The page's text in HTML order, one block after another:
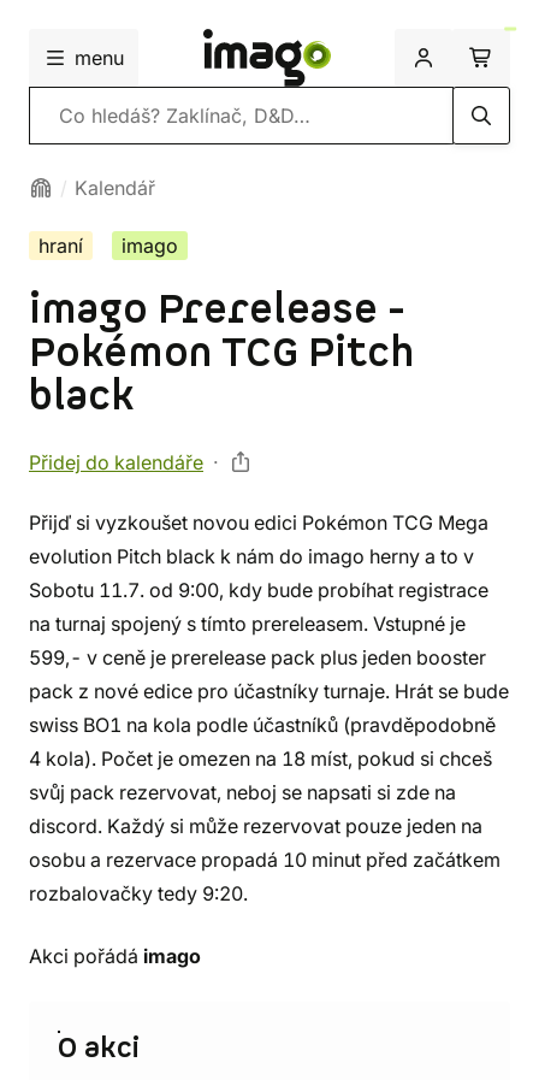
menu
Vyhledávání
Kalendář
hraní imago
imago Prerelease -
Pokémon TCG Pitch
black
Přidej do kalendáře
Přijď si vyzkoušet novou edici Pokémon TCG Mega
evolution Pitch black k nám do imago herny a to v
Sobotu 11.7. od 9:00, kdy bude probíhat registrace
na turnaj spojený s tímto prereleasem. Vstupné je
599,- v ceně je prerelease pack plus jeden booster
pack z nové edice pro účastníky turnaje. Hrát se bude
swiss BO1 na kola podle účastníků (pravděpodobně
4 kola). Počet je omezen na 18 míst, pokud si chceš
svůj pack rezervovat, neboj se napsati si zde na
discord. Každý si může rezervovat pouze jeden na
osobu a rezervace propadá 10 minut před začátkem
rozbalovačky tedy 9:20.
Akci pořádá imago
O akci